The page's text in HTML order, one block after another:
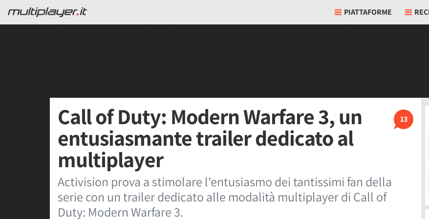
PIATTAFORME
13
Call of Duty: Modern Warfare 3, un
entusiasmante trailer dedicato al
multiplayer
Activision prova a stimolare l'entusiasmo dei tantissimi fan della
serie con un trailer dedicato alle modalità multiplayer di Call of
Duty: Modern Warfare 3.